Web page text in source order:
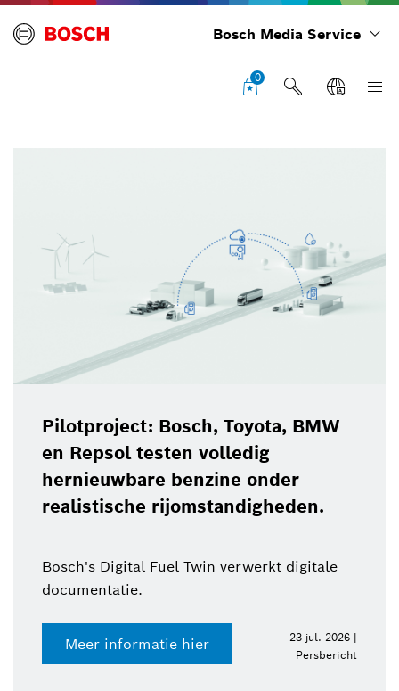
Bosch Media Service
0
Pilotproject: Bosch, Toyota, BMW
en Repsol testen volledig
hernieuwbare benzine onder
realistische rijomstandigheden.
Bosch's Digital Fuel Twin verwerkt digitale
documentatie.
Meer informatie hier
23 jul. 2026 |
Persbericht